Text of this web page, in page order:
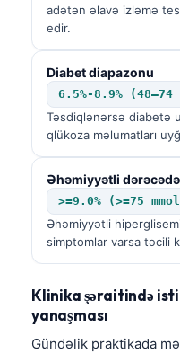
adətən əlavə izləmə
edir.
Diabet diapazonu
6.5%-8.9% (48–74
Təsdiqlənərsə diabetə
qlükoza məlumatları
Əhəmiyyətli
>=9.0% (>=75
Əhəmiyyətli
simptomlar varsa təcili
Klinika şəraitində
yanaşması
Gündəlik praktikada